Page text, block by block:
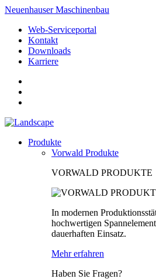
Neuenhauser Maschinenbau
Web-Serviceportal
Kontakt
Downloads
Karriere
Produkte
Vorwald Produkte
VORWALD PRODUKTE
In modernen
hochwertigen
dauerhaften Einsatz.
Mehr erfahren
Haben Sie Fragen?